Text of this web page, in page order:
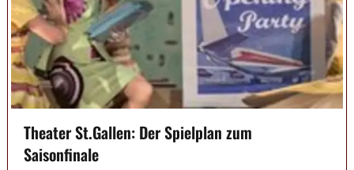
Theater St.Gallen: Der Spielplan zum
Saisonfinale